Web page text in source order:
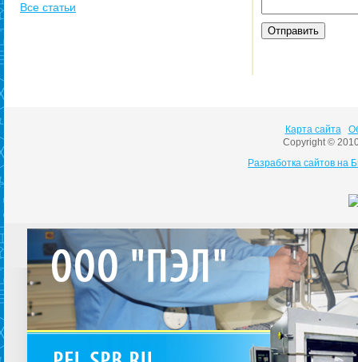
Все статьи
Карта сайта
Copyright ©
Разработка сайтов на